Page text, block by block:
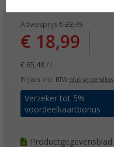
Adviesprijs € 22,75
€ 18,99
€ 65,48 / l
Prijzen incl. BTW plus
Verzeker tot 5%
voordeelkaartbonus
Productgegevensblad